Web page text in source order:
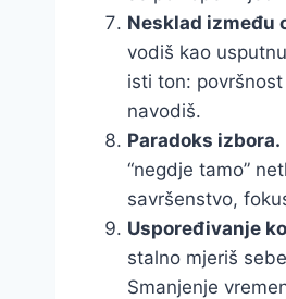
Nesklad između
vodiš kao
isti ton:
navodiš.
Paradoks izbora.
“negdje tamo”
savršenstvo,
Uspoređivanje
stalno mjeriš
Smanjenje